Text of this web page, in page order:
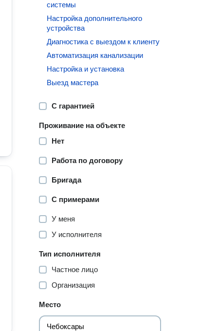
системы
Настройка дополнительного
устройства
Диагностика с выездом к клиенту
Автоматизация канализации
Настройка и установка
Выезд мастера
С гарантией
Проживание на объекте
Нет
Работа по договору
Бригада
С примерами
У меня
У исполнителя
Тип исполнителя
Частное лицо
Организация
Место